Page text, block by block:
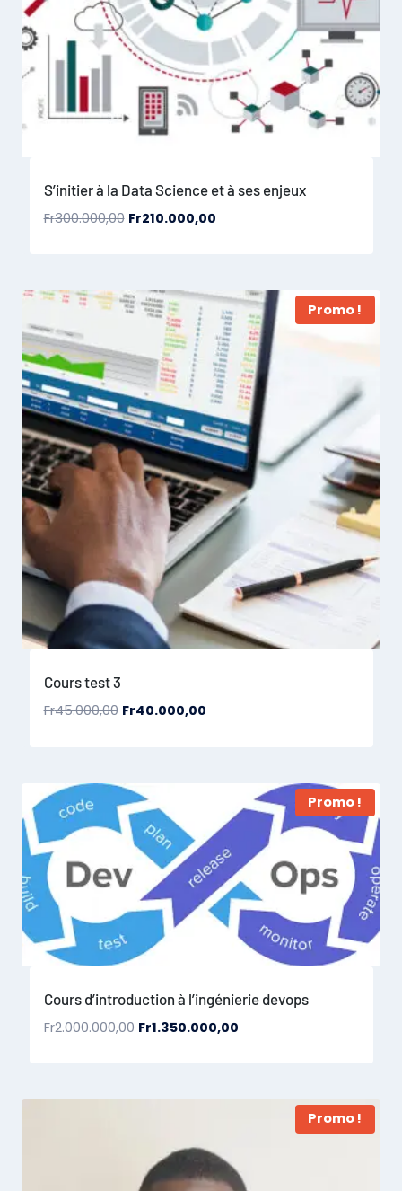
S’initier à la Data Science et à ses enjeux
Fr300.000,00 Fr210.000,00
Promo !
Cours test 3
Fr45.000,00 Fr40.000,00
Promo !
Cours d’introduction à l’ingénierie devops
Fr2.000.000,00 Fr1.350.000,00
Promo !